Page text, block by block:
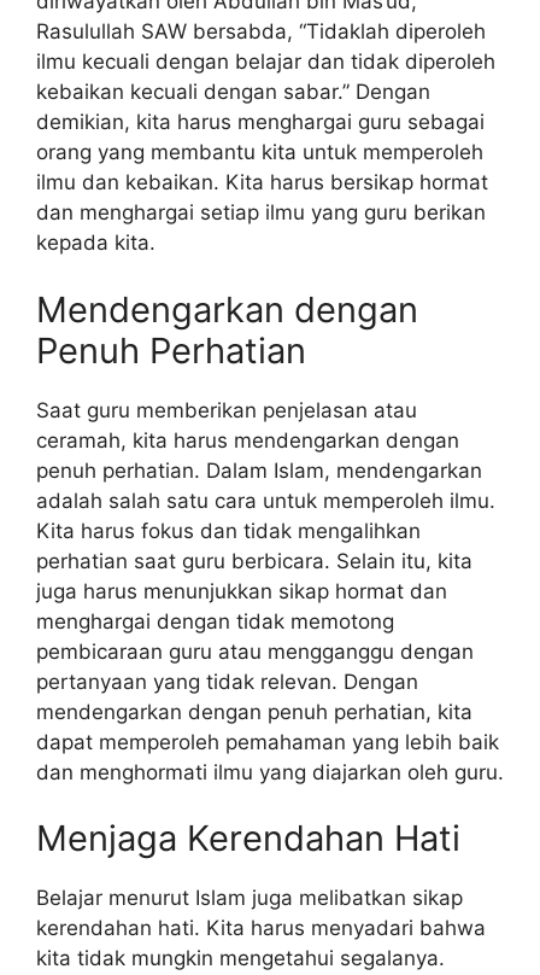
Rasulullah SAW bersabda, “Tidaklah diperoleh
ilmu kecuali dengan belajar dan tidak diperoleh
kebaikan kecuali dengan sabar.” Dengan
demikian, kita harus menghargai guru sebagai
orang yang membantu kita untuk memperoleh
ilmu dan kebaikan. Kita harus bersikap hormat
dan menghargai setiap ilmu yang guru berikan
kepada kita.
Mendengarkan dengan
Penuh Perhatian
Saat guru memberikan penjelasan atau
ceramah, kita harus mendengarkan dengan
penuh perhatian. Dalam Islam, mendengarkan
adalah salah satu cara untuk memperoleh ilmu.
Kita harus fokus dan tidak mengalihkan
perhatian saat guru berbicara. Selain itu, kita
juga harus menunjukkan sikap hormat dan
menghargai dengan tidak memotong
pembicaraan guru atau mengganggu dengan
pertanyaan yang tidak relevan. Dengan
mendengarkan dengan penuh perhatian, kita
dapat memperoleh pemahaman yang lebih baik
dan menghormati ilmu yang diajarkan oleh guru.
Menjaga Kerendahan Hati
Belajar menurut Islam juga melibatkan sikap
kerendahan hati. Kita harus menyadari bahwa
kita tidak mungkin mengetahui segalanya.